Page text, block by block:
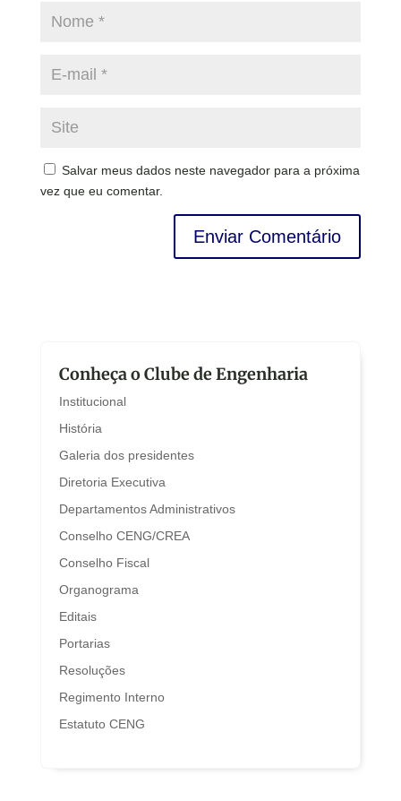
Salvar meus dados neste navegador para a próxima
vez que eu comentar.
Conheça o Clube de Engenharia
Institucional
História
Galeria dos presidentes
Diretoria Executiva
Departamentos Administrativos
Conselho CENG/CREA
Conselho Fiscal
Organograma
Editais
Portarias
Resoluções
Regimento Interno
Estatuto CENG